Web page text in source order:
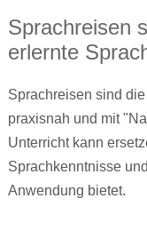
Sprachreisen
erlernte
Sprachreisen sind
praxisnah und mit
Unterricht kann
Sprachkenntnisse
Anwendung bietet.